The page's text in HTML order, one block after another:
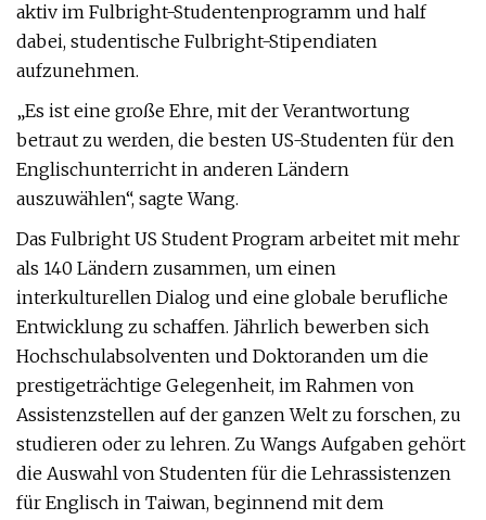
aktiv im Fulbright-Studentenprogramm und half
dabei, studentische Fulbright-Stipendiaten
aufzunehmen.
„Es ist eine große Ehre, mit der Verantwortung
betraut zu werden, die besten US-Studenten für den
Englischunterricht in anderen Ländern
auszuwählen“, sagte Wang.
Das Fulbright US Student Program arbeitet mit mehr
als 140 Ländern zusammen, um einen
interkulturellen Dialog und eine globale berufliche
Entwicklung zu schaffen. Jährlich bewerben sich
Hochschulabsolventen und Doktoranden um die
prestigeträchtige Gelegenheit, im Rahmen von
Assistenzstellen auf der ganzen Welt zu forschen, zu
studieren oder zu lehren. Zu Wangs Aufgaben gehört
die Auswahl von Studenten für die Lehrassistenzen
für Englisch in Taiwan, beginnend mit dem